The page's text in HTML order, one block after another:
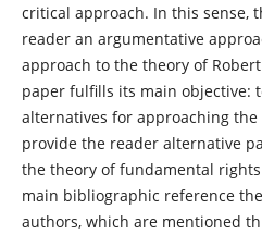
critical approach. In this sense,
reader an argumentative
approach to the theory of
paper fulfills its main objective:
alternatives for approaching
provide the reader alternative
the theory of fundamental
main bibliographic reference
authors, which are mentioned